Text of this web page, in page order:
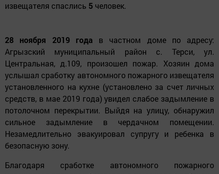
извещателя спаслись 5 человек.
28 ноября 2019 года в частном доме по адресу:
Агрызский муниципальный район с. Терси, ул.
Центральная, д.109, произошел пожар. Хозяин дома
услышал сработку автономного пожарного извещателя
установленного на кухне (установлено за счет личных
средств, в мае 2019 года) увидел слабое задымление в
потолочном перекрытии. Выйдя на улицу, обнаружил
сильное задымление в чердачном помещении.
Незамедлительно эвакуировал супругу и ребенка в
безопасную зону.
Благодаря сработке автономного пожарного